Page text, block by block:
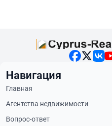
Навигация
Главная
Агентства недвижимости
Вопрос-ответ